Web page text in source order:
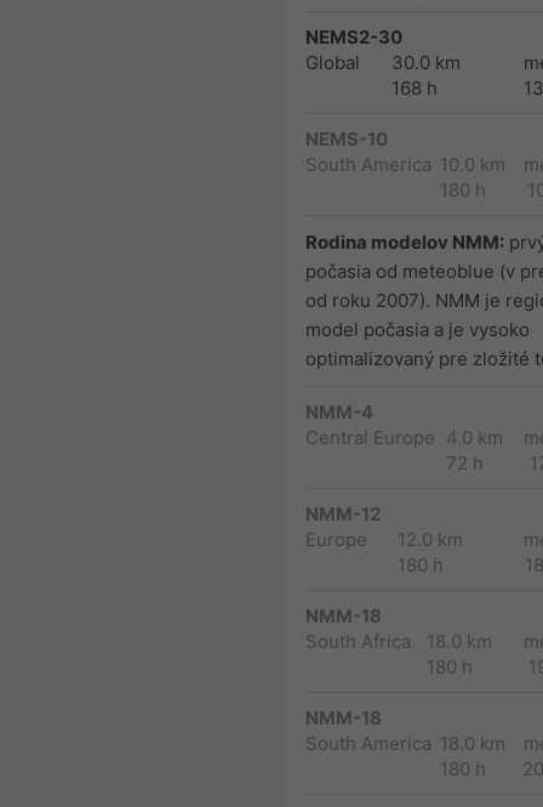
NEMS2-30
Global
30.0 km
168 h
NEMS-10
South America 10.0 km
180 h
Rodina modelov NMM:
počasia od meteoblue (v
od roku 2007). NMM je
model počasia a je vysoko
optimalizovaný pre zložité
NMM-4
Central Europe 4.0 km
72 h
NMM-12
Europe
12.0 km
180 h
NMM-18
South Africa
18.0 km
180 h
NMM-18
South America 18.0 km
180 h